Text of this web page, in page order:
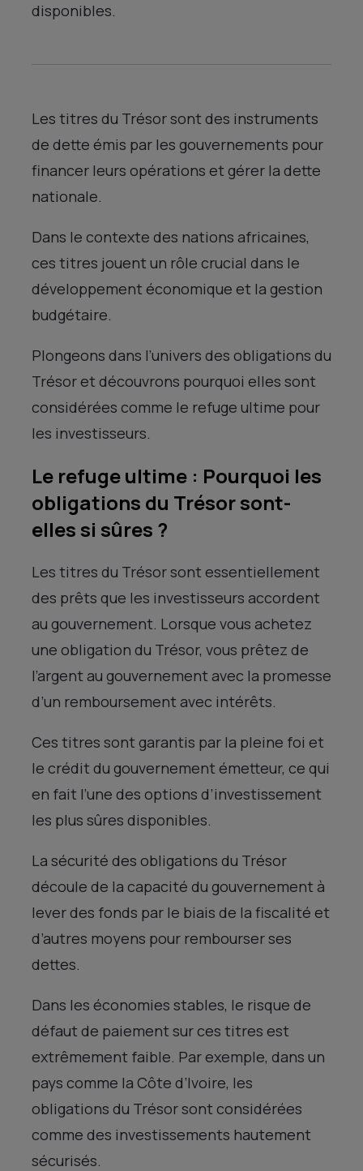
disponibles.
Les titres du Trésor sont des instruments
de dette émis par les gouvernements pour
financer leurs opérations et gérer la dette
nationale.
Dans le contexte des nations africaines,
ces titres jouent un rôle crucial dans le
développement économique et la gestion
budgétaire.
Plongeons dans l’univers des obligations du
Trésor et découvrons pourquoi elles sont
considérées comme le refuge ultime pour
les investisseurs.
Le refuge ultime : Pourquoi les
obligations du Trésor sont-
elles si sûres ?
Les titres du Trésor sont essentiellement
des prêts que les investisseurs accordent
au gouvernement. Lorsque vous achetez
une obligation du Trésor, vous prêtez de
l’argent au gouvernement avec la promesse
d’un remboursement avec intérêts.
Ces titres sont garantis par la pleine foi et
le crédit du gouvernement émetteur, ce qui
en fait l’une des options d’investissement
les plus sûres disponibles.
La sécurité des obligations du Trésor
découle de la capacité du gouvernement à
lever des fonds par le biais de la fiscalité et
d’autres moyens pour rembourser ses
dettes.
Dans les économies stables, le risque de
défaut de paiement sur ces titres est
extrêmement faible. Par exemple, dans un
pays comme la Côte d’Ivoire, les
obligations du Trésor sont considérées
comme des investissements hautement
sécurisés.